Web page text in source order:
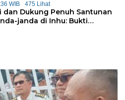
WIB 475 Lihat
dan Dukung Penuh Santunan
janda di Inhu: Bukti